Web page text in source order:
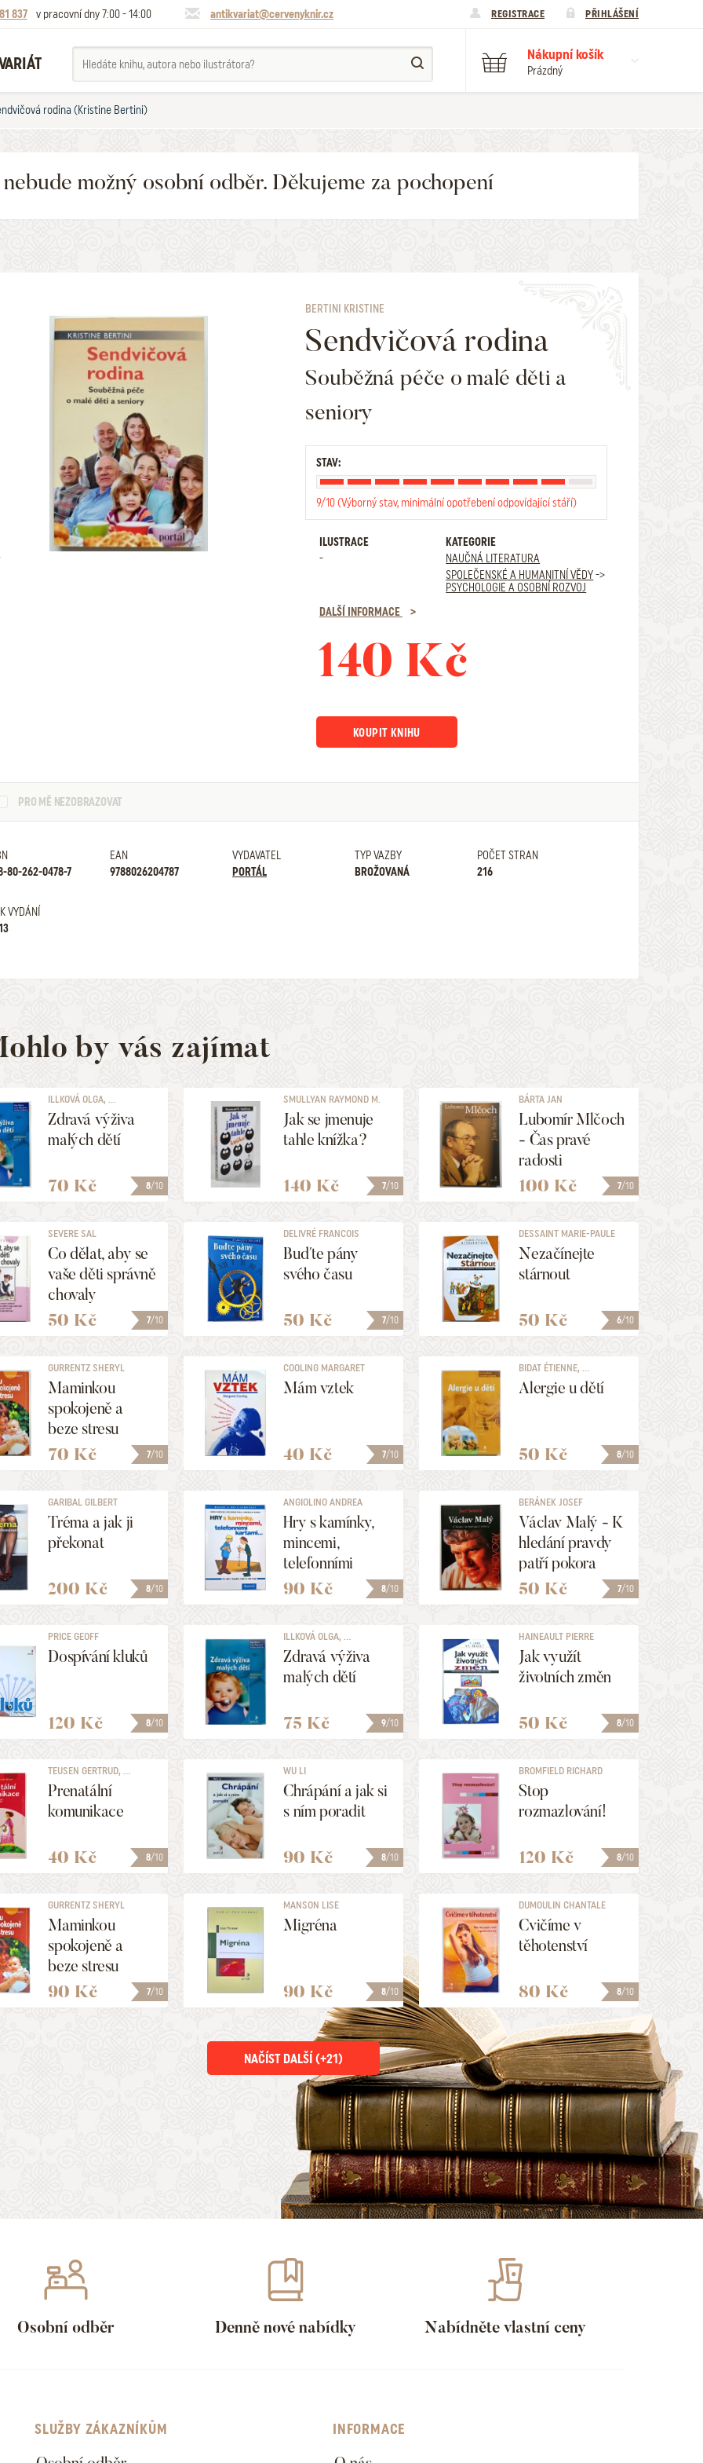
837 v pracovní dny 7:00 - 14:00 antikvariat@cervenyknir.cz REGISTRACE PŘIHLÁŠENÍ
Nákupní košík
Prázdný
rodina (Kristine Bertini)
možný osobní odběr. Děkujeme za pochopení
BERTINI KRISTINE
Sendvičová rodina
Souběžná péče o malé děti a
seniory
STAV:
9/10 (Výborný stav, minimální opotřebení odpovídající stáří)
ILUSTRACE
-
KATEGORIE
NAUČNÁ LITERATURA
SPOLEČENSKÉ A HUMANITNÍ VĚDY->
PSYCHOLOGIE A OSOBNÍ ROZVOJ
DALŠÍ INFORMACE
140 Kč
KOUPIT KNIHU
PRO MĚ NEZOBRAZOVAT
80-262-0478-7
EAN
9788026204787
VYDAVATEL
PORTÁL
TYP VAZBY
BROŽOVANÁ
POČET STRAN
216
VYDÁNÍ
by vás zajímat
8/10
ILLKOVÁ OLGA, ...
Zdravá výživa
malých dětí
70 Kč 7/10
SMULLYAN RAYMOND M.
Jak se jmenuje
tahle knížka?
140 Kč 7/10
BÁRTA JAN
Lubomír Mlčoch
- Čas pravé
radosti
100 Kč
7/10
SEVERE SAL
Co dělat, aby se
vaše děti správně
chovaly
50 Kč 7/10
DELIVRÉ FRANCOIS
Buďte pány
svého času
50 Kč 6/10
DESSAINT MARIE-PAULE
Nezačínejte
stárnout
50 Kč
7/10
GURRENTZ SHERYL
Maminkou
spokojeně a
beze stresu
70 Kč 7/10
COOLING MARGARET
Mám vztek
40 Kč 8/10
BIDAT ÉTIENNE, ...
Alergie u dětí
50 Kč
8/10
GARIBAL GILBERT
Tréma a jak ji
překonat
200 Kč 8/10
ANGIOLINO ANDREA
Hry s kamínky,
mincemi,
telefonními
kartami ...
90 Kč 7/10
BERÁNEK JOSEF
Václav Malý - K
hledání pravdy
patří pokora
50 Kč
8/10
PRICE GEOFF
Dospívání kluků
120 Kč 9/10
ILLKOVÁ OLGA, ...
Zdravá výživa
malých dětí
75 Kč 8/10
HAINEAULT PIERRE
Jak využít
životních změn
50 Kč
8/10
TEUSEN GERTRUD, ...
Prenatální
komunikace
40 Kč 8/10
WU LI
Chrápání a jak si
s ním poradit
90 Kč 8/10
BROMFIELD RICHARD
Stop
rozmazlování!
120 Kč
7/10
GURRENTZ SHERYL
Maminkou
spokojeně a
beze stresu
90 Kč 8/10
MANSON LISE
Migréna
90 Kč 8/10
DUMOULIN CHANTALE
Cvičíme v
těhotenství
80 Kč
NAČÍST DALŠÍ (+21)
Osobní odběr Denně nové nabídky Nabídněte vlastní ceny
SLUŽBY ZÁKAZNÍKŮM INFORMACE